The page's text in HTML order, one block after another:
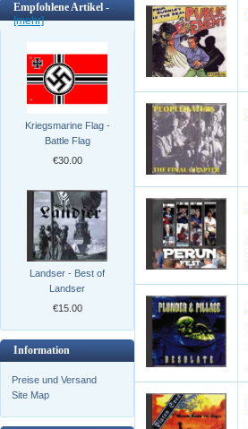
Empfohlene Artikel -
[mehr]
Kriegsmarine Flag -
Battle Flag
€30.00
Landser - Best of
Landser
€15.00
Information
Preise und Versand
Site Map